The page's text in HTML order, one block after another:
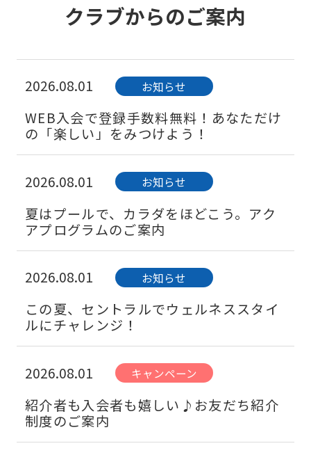
クラブからのご案内
2026.08.01 お知らせ
WEB入会で登録手数料無料！あなただけ
の「楽しい」をみつけよう！
2026.08.01 お知らせ
夏はプールで、カラダをほどこう。アク
アプログラムのご案内
2026.08.01 お知らせ
この夏、セントラルでウェルネススタイ
ルにチャレンジ！
2026.08.01 キャンペーン
紹介者も入会者も嬉しい♪お友だち紹介
制度のご案内